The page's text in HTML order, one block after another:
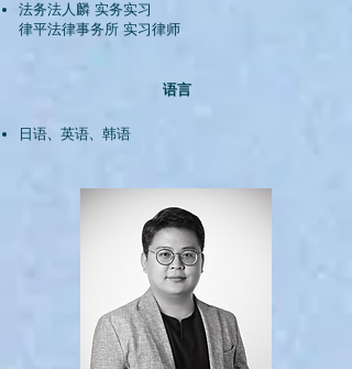
法务法人麟 实务实习
律平法律事务所 实习律师
语言
日语、英语、韩语